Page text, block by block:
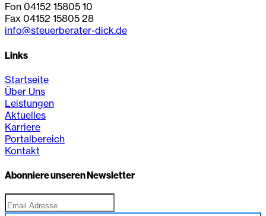
Fon 04152 15805 10
Fax 04152 15805 28
info@steuerberater-dick.de
Links
Startseite
Über Uns
Leistungen
Aktuelles
Karriere
Portalbereich
Kontakt
Abonniere unseren Newsletter